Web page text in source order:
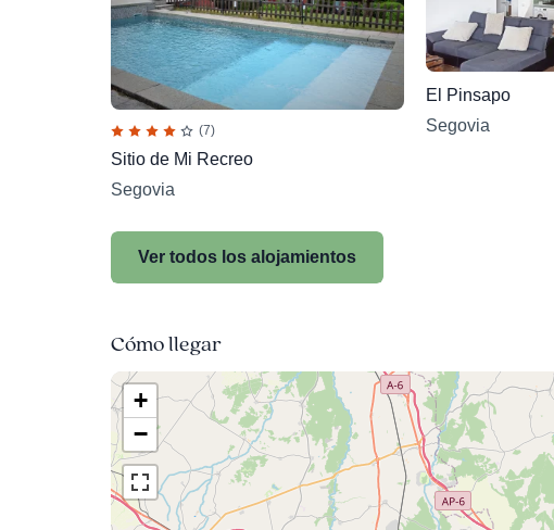
(7)
Sitio de Mi Recreo
Segovia
El Pinsapo
Segovia
Ver todos los alojamientos
Cómo llegar
+
−